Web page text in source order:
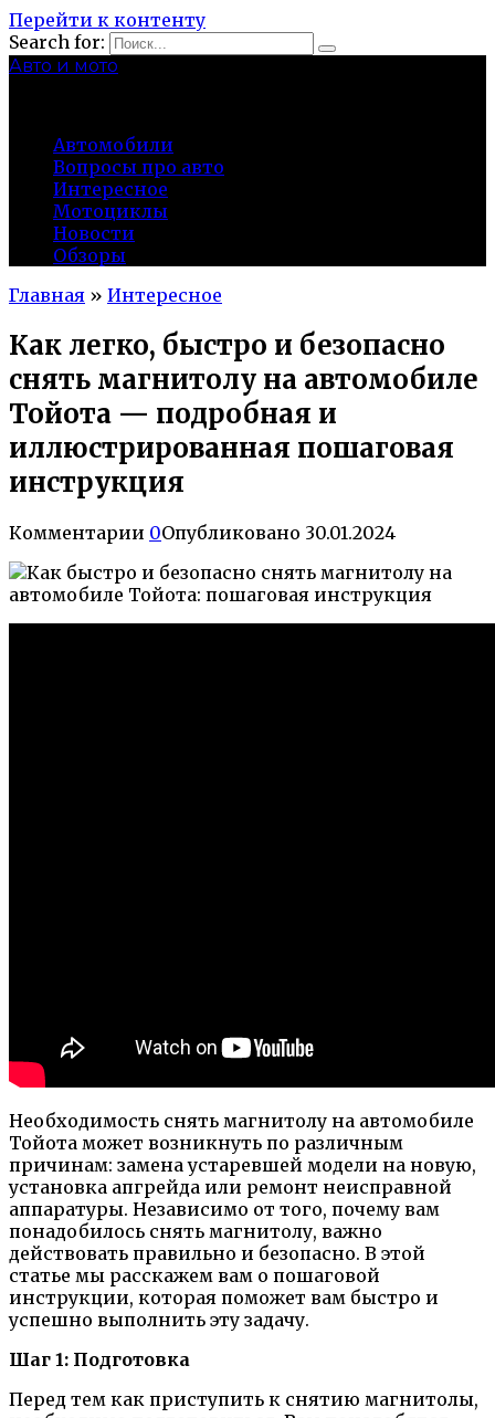
Перейти к контенту
Search for:
Авто и мото
Автомобили
Вопросы про авто
Интересное
Мотоциклы
Новости
Обзоры
Главная » Интересное
Как легко, быстро и безопасно
снять магнитолу на автомобиле
Тойота — подробная и
иллюстрированная пошаговая
инструкция
Комментарии 0Опубликовано 30.01.2024
Необходимость снять магнитолу на автомобиле
Тойота может возникнуть по различным
причинам: замена устаревшей модели на новую,
установка апгрейда или ремонт неисправной
аппаратуры. Независимо от того, почему вам
понадобилось снять магнитолу, важно
действовать правильно и безопасно. В этой
статье мы расскажем вам о пошаговой
инструкции, которая поможет вам быстро и
успешно выполнить эту задачу.
Шаг 1: Подготовка
Перед тем как приступить к снятию магнитолы,